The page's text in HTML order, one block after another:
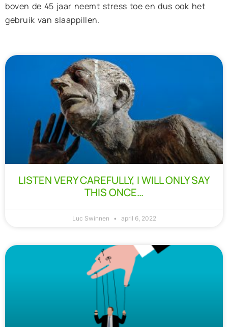
boven de 45 jaar neemt stress toe en dus ook het
gebruik van slaappillen.
LISTEN VERY CAREFULLY, I WILL ONLY SAY
THIS ONCE…
Luc Swinnen april 6, 2022